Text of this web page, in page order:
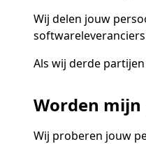
Wij delen jouw
Als wij derde
Worden mijn
Wij proberen jouw